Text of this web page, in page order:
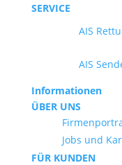
SERVICE
AIS
AIS
Informationen
ÜBER UNS
Jobs und
FÜR KUNDEN